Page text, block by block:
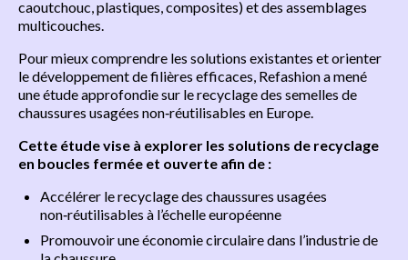
caoutchouc, plastiques, composites) et des assemblages
multicouches.
Pour mieux comprendre les solutions existantes et orienter
le développement de filières efficaces, Refashion a mené
une étude approfondie sur le recyclage des semelles de
chaussures usagées non‑réutilisables en Europe.
Cette étude vise à explorer les solutions de recyclage
en boucles fermée et ouverte afin de :
Accélérer le recyclage des chaussures usagées
non‑réutilisables à l’échelle européenne
Promouvoir une économie circulaire dans l’industrie de